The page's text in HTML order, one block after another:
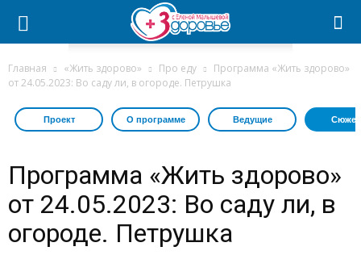
Главная «Жить здорово» Про еду
Программа «Жить здорово»
от 24.05.2023: Во саду ли, в огороде. Петрушка
Проект О программе Ведущие
Программа «Жить здорово»
от 24.05.2023: Во саду ли, в
огороде. Петрушка